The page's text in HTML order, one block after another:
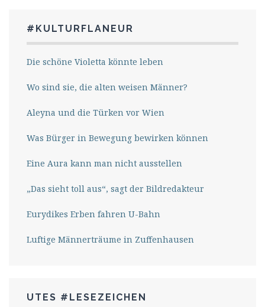
#KULTURFLANEUR
Die schöne Violetta könnte leben
Wo sind sie, die alten weisen Männer?
Aleyna und die Türken vor Wien
Was Bürger in Bewegung bewirken können
Eine Aura kann man nicht ausstellen
„Das sieht toll aus“, sagt der Bildredakteur
Eurydikes Erben fahren U-Bahn
Luftige Männerträume in Zuffenhausen
UTES #LESEZEICHEN